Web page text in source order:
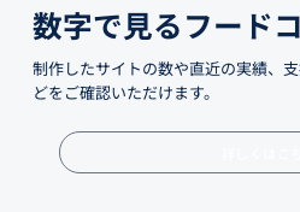
数字で見るフード
制作したサイトの数や直近の実績、
どをご確認いただけます。